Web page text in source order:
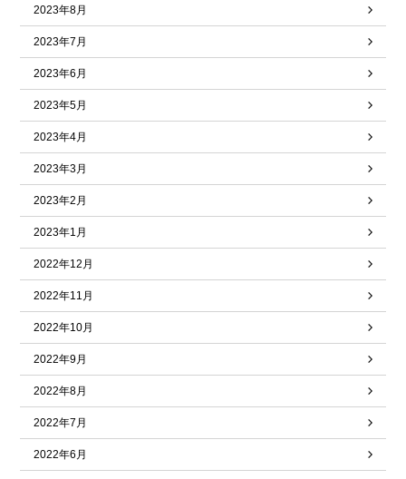
2023年8月
2023年7月
2023年6月
2023年5月
2023年4月
2023年3月
2023年2月
2023年1月
2022年12月
2022年11月
2022年10月
2022年9月
2022年8月
2022年7月
2022年6月